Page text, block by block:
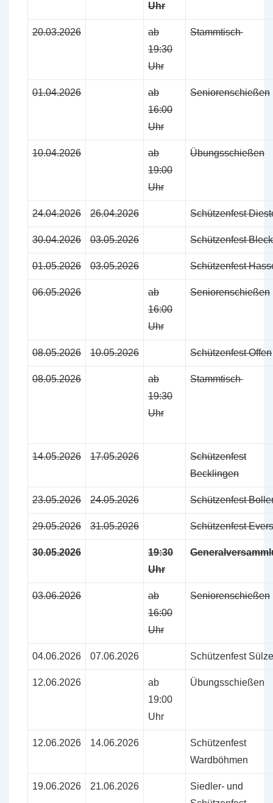
Uhr
20.03.2026
ab
19:30
Uhr
Stammtisch
01.04.2026
ab
16:00
Uhr
Seniorenschießen
10.04.2026
ab
19:00
Uhr
Übungsschießen
24.04.2026 26.04.2026 Schützenfest
30.04.2026 03.05.2026 Schützenfest
01.05.2026 03.05.2026 Schützenfest
06.05.2026
ab
16:00
Uhr
Seniorenschießen
08.05.2026 10.05.2026 Schützenfest Offen
08.05.2026
ab
19:30
Uhr
Stammtisch
14.05.2026 17.05.2026
Schützenfest
Becklingen
23.05.2026 24.05.2026 Schützenfest
29.05.2026 31.05.2026 Schützenfest
30.05.2026
19:30
Uhr
03.06.2026
ab
16:00
Uhr
Seniorenschießen
04.06.2026 07.06.2026 Schützenfest Sülze
12.06.2026
ab
19:00
Uhr
Übungsschießen
12.06.2026 14.06.2026
Schützenfest
Wardböhmen
19.06.2026 21.06.2026
Siedler- und